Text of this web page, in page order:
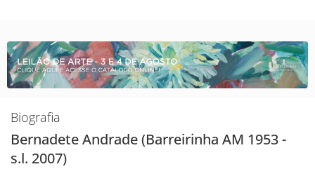
Biografia
Bernadete Andrade (Barreirinha AM 1953 -
s.l. 2007)